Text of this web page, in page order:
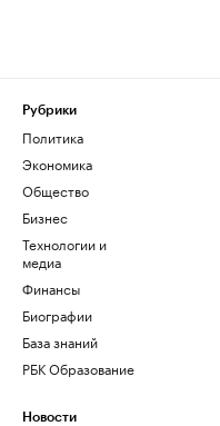
Рубрики
Политика
Экономика
Общество
Бизнес
Технологии и
медиа
Финансы
Биографии
База знаний
РБК Образование
Новости